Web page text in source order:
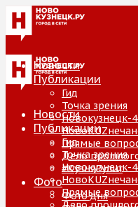
Новости
Публикации
Гид
Точка зрения
Новокузнецк-
Прямые
Дело
#КузняРулит
Фото
Фото дня
Новости
Публикации
Гид
Точка зрения
Новокузнецк-
Прямые